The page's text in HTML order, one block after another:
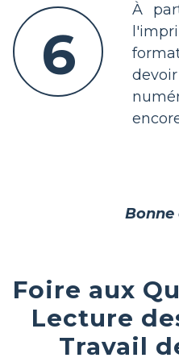
6
À
Bonne
Foire aux
Lecture
Travail